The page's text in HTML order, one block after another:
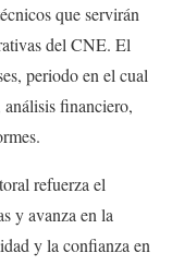
que servirán
del CNE. El
periodo en el cual
análisis financiero,
refuerza el
y avanza en la
y la confianza en